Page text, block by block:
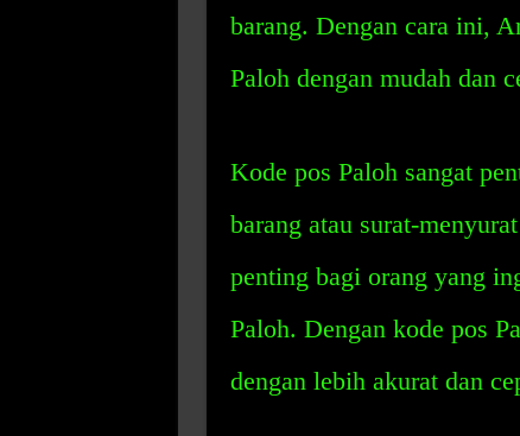
barang. Dengan cara ini,
Paloh dengan mudah dan
Kode pos Paloh sangat
barang atau surat-
penting bagi orang yang
Paloh. Dengan kode pos
dengan lebih akurat dan